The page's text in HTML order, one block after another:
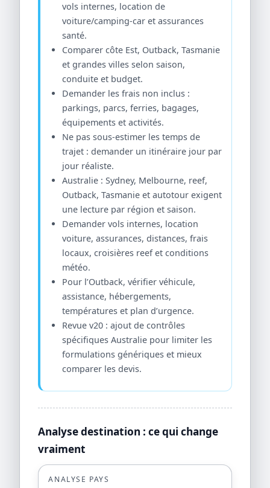
vols internes, location de
voiture/camping-car et assurances
santé.
Comparer côte Est, Outback, Tasmanie
et grandes villes selon saison,
conduite et budget.
Demander les frais non inclus :
parkings, parcs, ferries, bagages,
équipements et activités.
Ne pas sous-estimer les temps de
trajet : demander un itinéraire jour par
jour réaliste.
Australie : Sydney, Melbourne, reef,
Outback, Tasmanie et autotour exigent
une lecture par région et saison.
Demander vols internes, location
voiture, assurances, distances, frais
locaux, croisières reef et conditions
météo.
Pour l’Outback, vérifier véhicule,
assistance, hébergements,
températures et plan d’urgence.
Revue v20 : ajout de contrôles
spécifiques Australie pour limiter les
formulations génériques et mieux
comparer les devis.
Analyse destination : ce qui change
vraiment
ANALYSE PAYS